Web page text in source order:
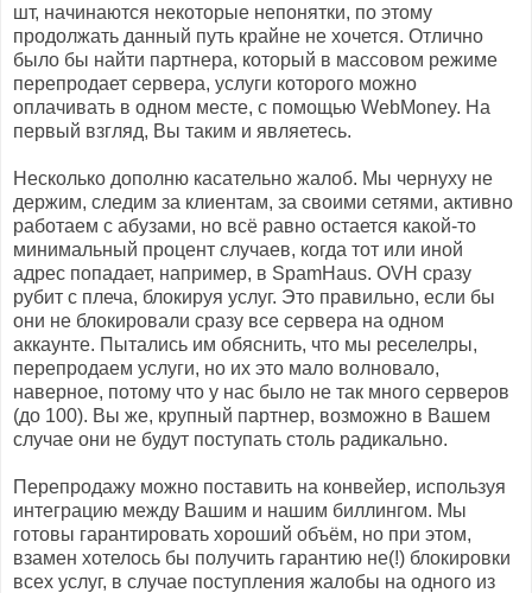
шт, начинаются некоторые непонятки, по этому
продолжать данный путь крайне не хочется. Отлично
было бы найти партнера, который в массовом режиме
перепродает сервера, услуги которого можно
оплачивать в одном месте, с помощью WebMoney. На
первый взгляд, Вы таким и являетесь.
Несколько дополню касательно жалоб. Мы чернуху не
держим, следим за клиентам, за своими сетями, активно
работаем с абузами, но всё равно остается какой-то
минимальный процент случаев, когда тот или иной
адрес попадает, например, в SpamHaus. OVH сразу
рубит с плеча, блокируя услуг. Это правильно, если бы
они не блокировали сразу все сервера на одном
аккаунте. Пытались им обяснить, что мы реселелры,
перепродаем услуги, но их это мало волновало,
наверное, потому что у нас было не так много серверов
(до 100). Вы же, крупный партнер, возможно в Вашем
случае они не будут поступать столь радикально.
Перепродажу можно поставить на конвейер, используя
интеграцию между Вашим и нашим биллингом. Мы
готовы гарантировать хороший объём, но при этом,
взамен хотелось бы получить гарантию не(!) блокировки
всех услуг, в случае поступления жалобы на одного из